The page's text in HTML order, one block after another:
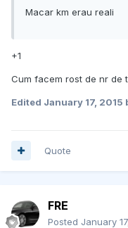
Macar km erau reali
+1
Cum facem rost de nr de
Edited January 17, 2015
Quote
FRE
Posted January